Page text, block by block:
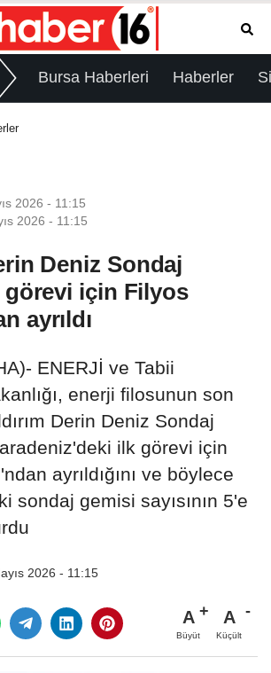
Bursa Haberleri Haberler
2026 - 11:15
2026 - 11:15
Deniz Sondaj
görevi için Filyos
ayrıldı
ENERJİ ve Tabii
enerji filosunun son
Derin Deniz Sondaj
ilk görevi için
ayrıldığını ve böylece
sondaj gemisi sayısının 5'e
2026 - 11:15
A
Büyüt
A
Küçült